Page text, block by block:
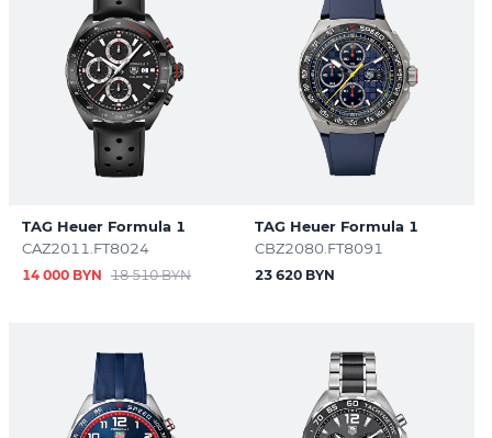
TAG Heuer Formula 1
CAZ2011.FT8024
14 000 BYN 18 510 BYN
TAG Heuer Formula 1
CBZ2080.FT8091
23 620 BYN